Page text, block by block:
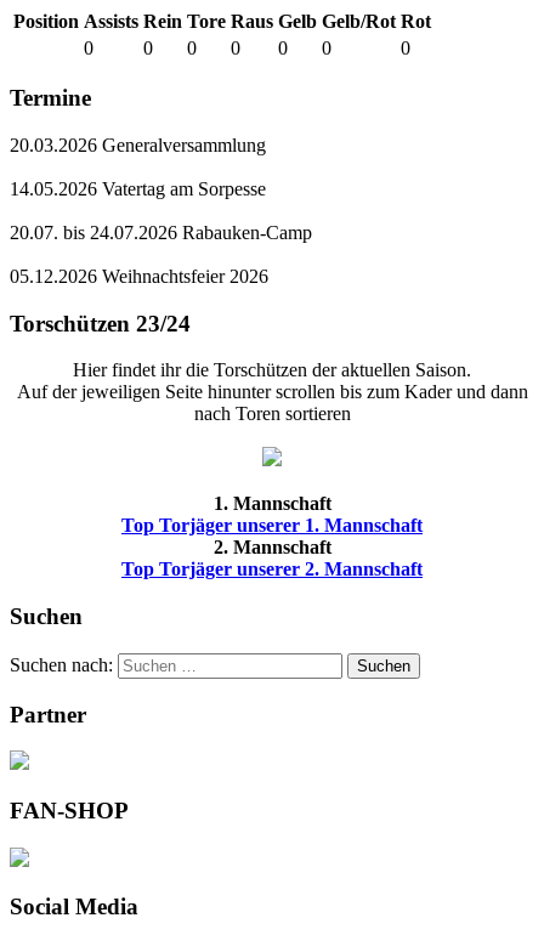
Position Assists Rein Tore Raus Gelb Gelb/Rot Rot
0
0 0 0 0 0 0
Termine
20.03.2026 Generalversammlung
14.05.2026 Vatertag am Sorpesse
20.07. bis 24.07.2026 Rabauken-Camp
05.12.2026 Weihnachtsfeier 2026
Torschützen 23/24
Hier findet ihr die Torschützen der aktuellen Saison.
Auf der jeweiligen Seite hinunter scrollen bis zum Kader und dann
nach Toren sortieren
1. Mannschaft
Top Torjäger unserer 1. Mannschaft
2. Mannschaft
Top Torjäger unserer 2. Mannschaft
Suchen
Suchen nach: Suchen
Partner
FAN-SHOP
Social Media